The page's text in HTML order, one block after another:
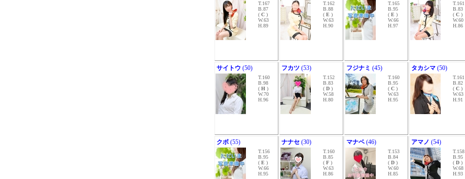
T.167
B.87
( C )
W.63
H.89
T.162
B.88
( E )
W.63
H.90
T.165
B.95
( E )
W.66
H.97
T.161
B.83
( C )
W.60
H.86
サイトウ (50)
T.160
B.98
( H )
W.70
H.96
フカツ (53)
T.152
B.83
( D )
W.58
H.80
フジナミ (45)
T.160
B.95
( C )
W.63
H.95
タカシマ (50)
T.161
B.82
( C )
W.63
H.91
クボ (55)
T.156
B.95
( E )
W.66
H.95
ナナセ (30)
T.160
B.85
( F )
W.63
H.86
マナベ (46)
T.153
B.84
( D )
W.60
H.85
アマノ (54)
T.158
B.95
( D )
W.68
H.93